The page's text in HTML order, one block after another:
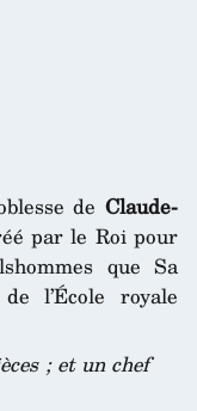
de Claude-
par le Roi pour
que Sa
l’École royale
; et un chef